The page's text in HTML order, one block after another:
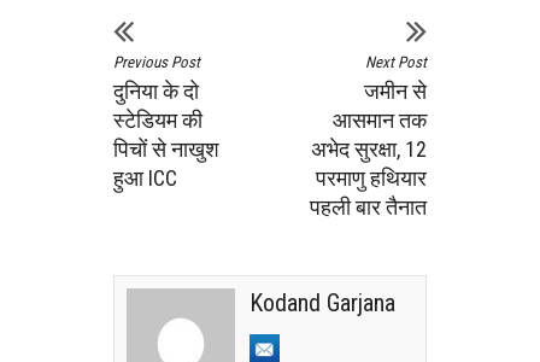
Previous Post
दुनिया के दो
स्‍टेडियम की
पिचों से नाखुश
हुआ ICC
Next Post
जमीन से
आसमान तक
अभेद सुरक्षा, 12
परमाणु हथियार
पहली बार तैनात
Kodand Garjana